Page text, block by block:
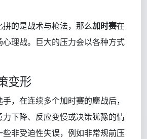
的是战术与枪法，那么加时赛在
理战。巨大的压力会以各种方式
变形
，在连续多个加时赛的鏖战后，
下降、反应变慢或决策犹豫的情
非受迫性失误，例如非常规前压